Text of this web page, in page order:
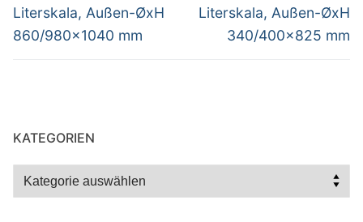
Literskala, Außen-ØxH
860/980×1040 mm
Literskala, Außen-ØxH
340/400×825 mm
KATEGORIEN
Kategorien